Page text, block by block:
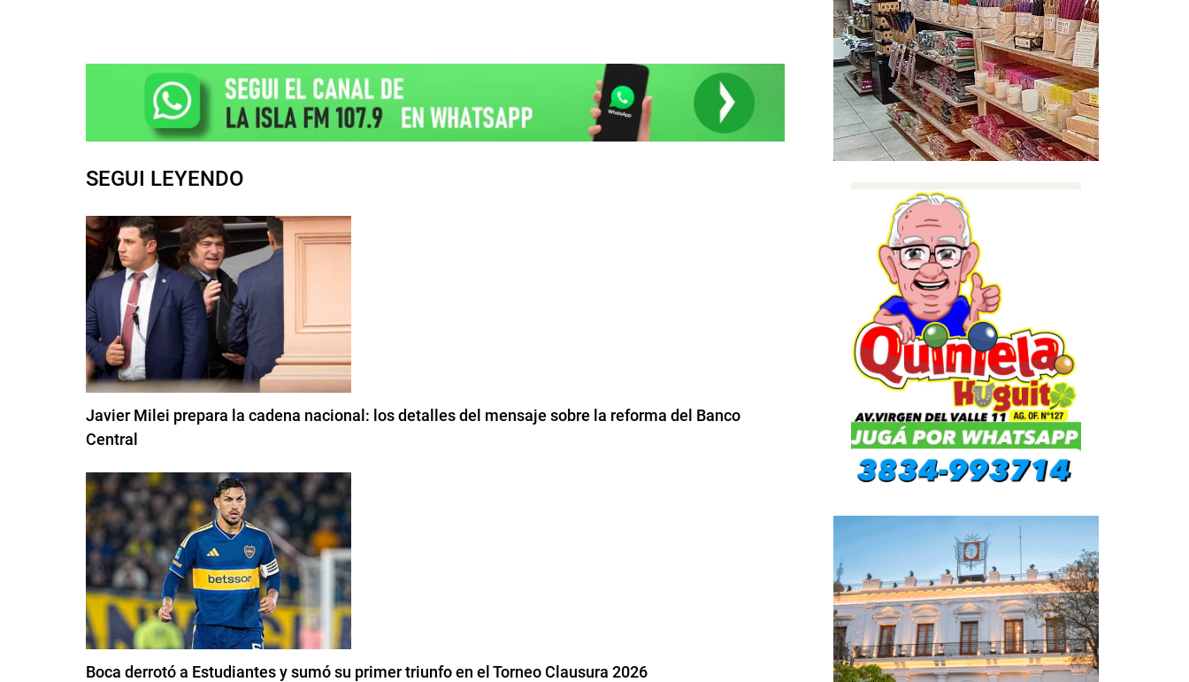
SEGUI LEYENDO
Javier Milei prepara la cadena nacional: los detalles del mensaje sobre la reforma del Banco
Central
Boca derrotó a Estudiantes y sumó su primer triunfo en el Torneo Clausura 2026